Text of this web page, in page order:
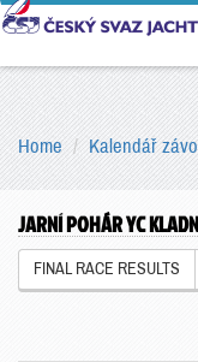
Home Kalendář
JARNÍ POHÁR YC
FINAL RACE RESULTS